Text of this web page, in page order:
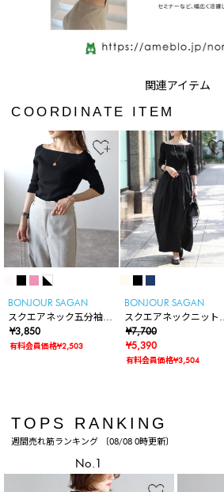
COORDINATE ITEM
BONJOUR SAGAN
スクエアネック五分袖リ
ブニット
¥3,850
有料会員価格¥2,503
BONJOUR SAGAN
スクエアネックニットコ
ンビコクーンワンピース
¥7,700
¥5,390
有料会員価格¥3,504
TOPS RANKING
週間売れ筋ランキング 〔08/08 0時更新〕
No.1